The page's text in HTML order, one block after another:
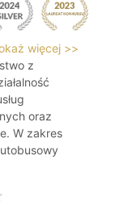
więcej >>
z
oraz
W zakres